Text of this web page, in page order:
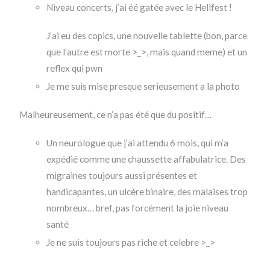
Niveau concerts, j’ai éé gatée avec le Hellfest !
J’ai eu des copics, une nouvelle tablette (bon, parce
que l’autre est morte >_>, mais quand meme) et un
reflex qui pwn
Je me suis mise presque serieusement a la photo
Malheureusement, ce n’a pas été que du positif…
Un neurologue que j’ai attendu 6 mois, qui m’a
expédié comme une chaussette affabulatrice. Des
migraines toujours aussi présentes et
handicapantes, un ulcère binaire, des malaises trop
nombreux… bref, pas forcément la joie niveau
santé
Je ne suis toujours pas riche et celebre >_>